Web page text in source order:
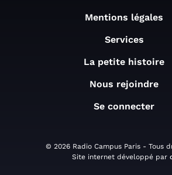
Mentions légales
Services
La petite histoire
Nous rejoindre
Se connecter
© 2026 Radio Campus Paris - Tous
Site internet développé par